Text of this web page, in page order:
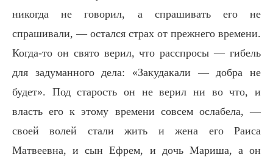
никогда не говорил, а спрашивать его не
спрашивали, — остался страх от прежнего времени.
Когда-то он свято верил, что расспросы — гибель
для задуманного дела: «Закудакали — добра не
будет». Под старость он не верил ни во что, и
власть его к этому времени совсем ослабела, —
своей волей стали жить и жена его Раиса
Матвеевна, и сын Ефрем, и дочь Мариша, а он